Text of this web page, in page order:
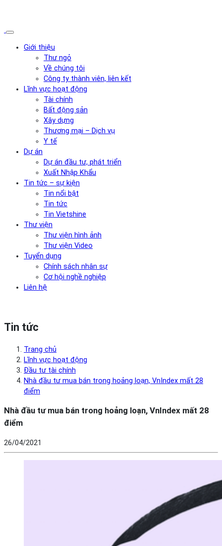
Giới thiệu
Thư ngỏ
Về chúng tôi
Công ty thành viên, liên kết
Lĩnh vực hoạt động
Tài chính
Bất động sản
Xây dựng
Thương mại – Dịch vụ
Y tế
Dự án
Dự án đầu tư, phát triển
Xuất Nhập Khẩu
Tin tức – sự kiện
Tin nổi bật
Tin tức
Tin Vietshine
Thư viện
Thư viện hình ảnh
Thư viện Video
Tuyển dụng
Chính sách nhân sự
Cơ hội nghề nghiệp
Liên hệ
Tin tức
Trang chủ
Lĩnh vực hoạt động
Đầu tư tài chính
Nhà đầu tư mua bán trong hoảng loạn, VnIndex mất 28
điểm
Nhà đầu tư mua bán trong hoảng loạn, VnIndex mất 28
điểm
26/04/2021